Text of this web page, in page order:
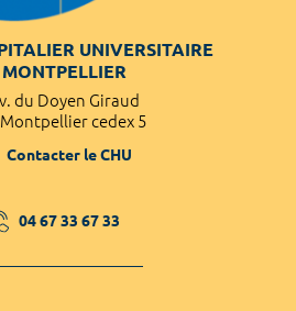
UNIVERSITAIRE
du Doyen Giraud
Montpellier cedex 5
Contacter le CHU
04 67 33 67 33